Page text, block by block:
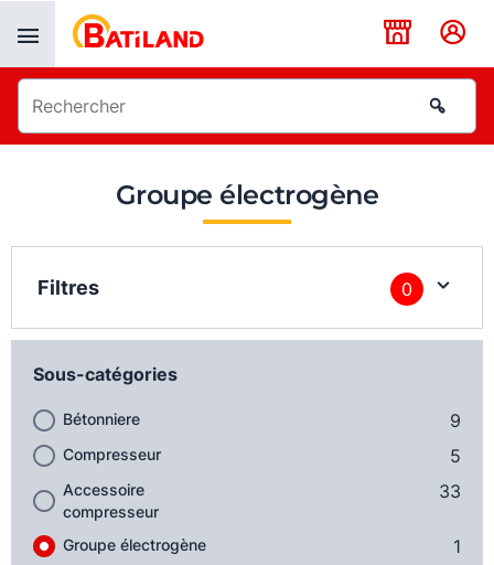
Groupe électrogène
Filtres 0
Sous-catégories
Bétonniere 9
Compresseur 5
Accessoire
compresseur
33
Groupe électrogène 1
Panneau de gestion des cookies